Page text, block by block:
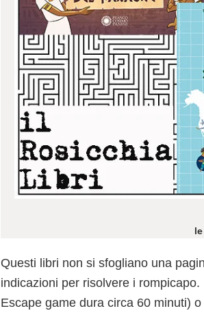
Questi libri non si sfogliano una
indicazioni per risolvere i
Escape game dura circa 60 minuti)